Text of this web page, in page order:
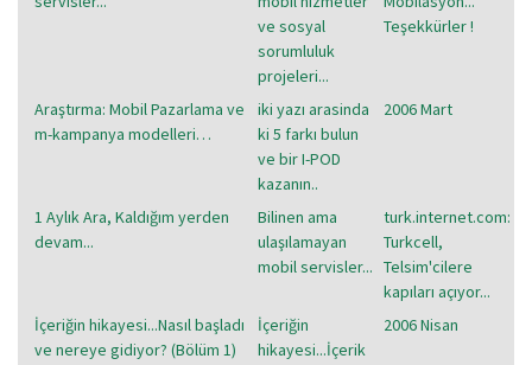
ve sosyal
sorumluluk
projeleri...
Teşekkürler !
Araştırma: Mobil Pazarlama ve
m-kampanya modelleri…
iki yazı arasinda
ki 5 farkı bulun
ve bir I-POD
kazanın..
2006 Mart
1 Aylık Ara, Kaldığım yerden
devam...
Bilinen ama
ulaşılamayan
mobil servisler...
turk.internet.com:
Turkcell,
Telsim'cilere
kapıları açıyor...
İçeriğin hikayesi...Nasıl başladı
ve nereye gidiyor? (Bölüm 1)
İçeriğin
hikayesi...İçerik
2006 Nisan